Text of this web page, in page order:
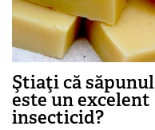
Ştiaţi că săpunul
este un excelent
insecticid?